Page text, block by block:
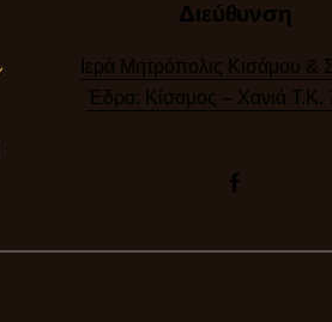
Διεύθυνση
Ιερά Μητρόπολις Κισάμου &
Έδρα: Κίσαμος – Χανιά Τ.Κ.